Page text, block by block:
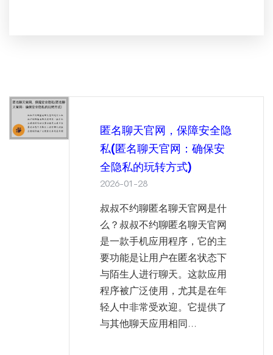
匿名聊天官网，保障安全隐
私(匿名聊天官网：确保安
全隐私的玩转方式)
2026-01-28
叔叔不约聊匿名聊天官网是什
么？叔叔不约聊匿名聊天官网
是一款手机应用程序，它的主
要功能是让用户在匿名状态下
与陌生人进行聊天。这款应用
程序被广泛使用，尤其是在年
轻人中非常受欢迎。它提供了
与其他聊天应用相同...